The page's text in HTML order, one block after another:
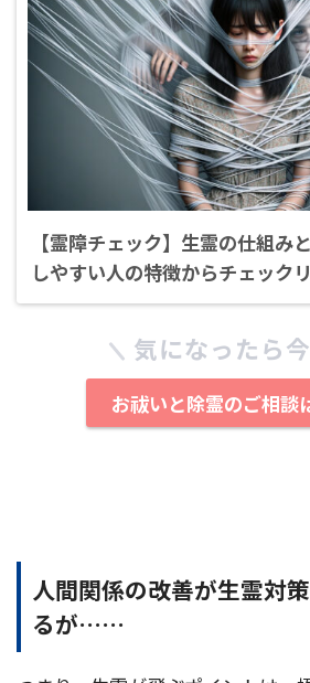
【霊障チェック】生霊の仕組み
しやすい人の特徴からチェック
気になったら
お祓いと除霊のご相談
人間関係の改善が生霊対
るが……